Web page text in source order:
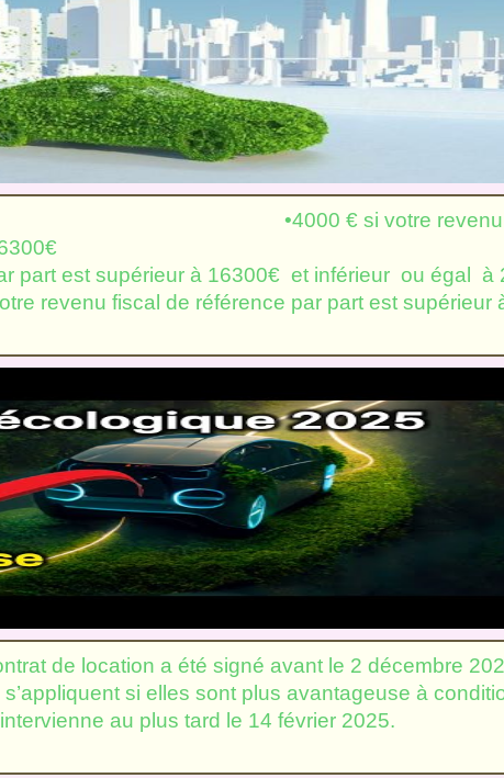
écologique •4000 € si votre
inférieur ou égal à
par part est supérieur à 16300€ et inférieur ou
référence par part est supérieur à
de location a été signé avant le 2 décembre
si elles sont plus avantageuse à
au plus tard le 14 février 2025.